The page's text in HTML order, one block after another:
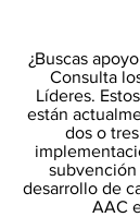
¿Buscas
Consulta
Líderes.
están
dos o
subvención
desarrollo de
AAC